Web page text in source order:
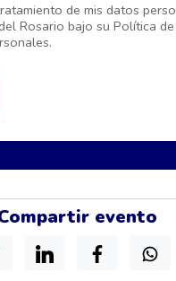
de mis datos
Rosario bajo su Política
evento